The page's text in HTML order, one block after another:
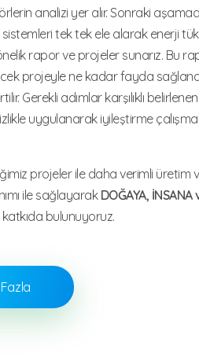
analizi yer alır. Sonraki
tek tek ele alarak enerji
rapor ve projeler sunarız. Bu
projeyle ne kadar fayda
Gerekli adımlar karşılıklı
uygulanarak iyileştirme
projeler ile daha verimli üretim
ile sağlayarak DOĞAYA, İNSANA
katkıda bulunuyoruz.